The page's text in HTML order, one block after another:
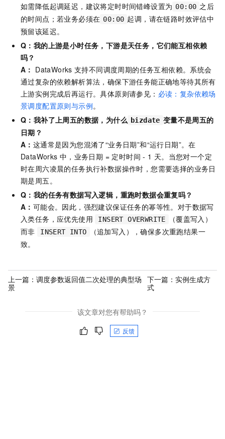
如需降低起调延迟，建议将定时时间错峰设置为 00:00 之后
的时间点；若业务必须在 00:00 起调，请在链路时效评估中
预留该延迟。
Q：我的上游是小时任务，下游是天任务，它们能互相依赖
吗？
A： DataWorks 支持不同调度周期的任务互相依赖。系统会
通过复杂的依赖解析算法，确保下游任务能正确地等待其所有
上游实例完成后再运行。具体原则请参见： 必读：复杂依赖场
景调度配置原则与示例。
Q：我补了上周五的数据，为什么 bizdate 变量不是周五的
日期？
A： 这通常是因为您混淆了“业务日期”和“运行日期”。在
DataWorks 中，业务日期 = 定时时间 - 1 天。当您对一个定
时在周六凌晨的任务执行补数据操作时，您需要选择的业务日
期是周五。
Q：我的任务有数据写入逻辑，重跑时数据会重复吗？
A： 可能会。因此，强烈建议保证任务的幂等性。对于数据写
入类任务，应优先使用
INSERT OVERWRITE
（覆盖写入）
而非
INSERT INTO
（追加写入），确保多次重跑结果一
致。
上一篇： 调度参数返回值二次处理的典型场
景
下一篇： 实例生成方
式
该文章对您有帮助吗？
反馈